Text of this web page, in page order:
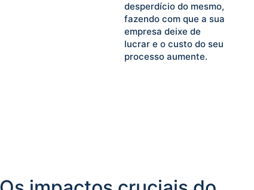
desperdício do mesmo,
fazendo com que a sua
empresa deixe de
lucrar e o custo do seu
processo aumente.